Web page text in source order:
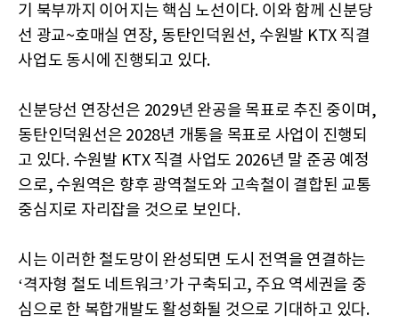
기 북부까지 이어지는 핵심 노선이다. 이와 함께 신분당
선 광교~호매실 연장, 동탄인덕원선, 수원발 KTX 직결
사업도 동시에 진행되고 있다.
신분당선 연장선은 2029년 완공을 목표로 추진 중이며,
동탄인덕원선은 2028년 개통을 목표로 사업이 진행되
고 있다. 수원발 KTX 직결 사업도 2026년 말 준공 예정
으로, 수원역은 향후 광역철도와 고속철이 결합된 교통
중심지로 자리잡을 것으로 보인다.
시는 이러한 철도망이 완성되면 도시 전역을 연결하는
‘격자형 철도 네트워크’가 구축되고, 주요 역세권을 중
심으로 한 복합개발도 활성화될 것으로 기대하고 있다.